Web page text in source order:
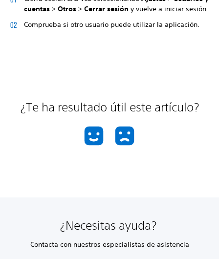
cuentas > Otros > Cerrar sesión y vuelve a iniciar sesión.
Comprueba si otro usuario puede utilizar la aplicación.
¿Te ha resultado útil este artículo?
¿Necesitas ayuda?
Contacta con nuestros especialistas de asistencia